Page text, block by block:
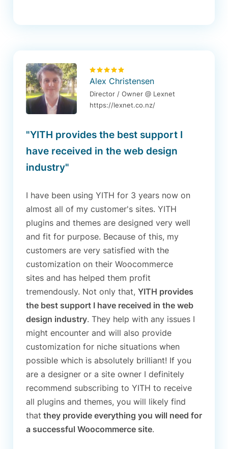
Alex Christensen
Director / Owner @ Lexnet
https://lexnet.co.nz/
"YITH provides the best support I
have received in the web design
industry"
I have been using YITH for 3 years now on
almost all of my customer's sites. YITH
plugins and themes are designed very well
and fit for purpose. Because of this, my
customers are very satisfied with the
customization on their Woocommerce
sites and has helped them profit
tremendously. Not only that, YITH provides
the best support I have received in the web
design industry. They help with any issues I
might encounter and will also provide
customization for niche situations when
possible which is absolutely brilliant! If you
are a designer or a site owner I definitely
recommend subscribing to YITH to receive
all plugins and themes, you will likely find
that they provide everything you will need for
a successful Woocommerce site.